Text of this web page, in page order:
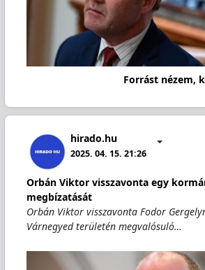
Forrást nézem,
hirado.hu
2025. 04. 15. 21:26
Orbán Viktor visszavonta egy
megbízatását
Orbán Viktor visszavonta Fodor
Várnegyed területén megvalósuló…